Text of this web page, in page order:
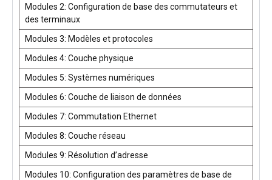
Modules 2: Configuration de base des commutateurs et
des terminaux
Modules 3: Modèles et protocoles
Modules 4: Couche physique
Modules 5: Systèmes numériques
Modules 6: Couche de liaison de données
Modules 7: Commutation Ethernet
Modules 8: Couche réseau
Modules 9: Résolution d’adresse
Modules 10: Configuration des paramètres de base de